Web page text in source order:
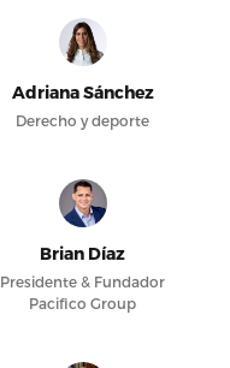
Adriana Sánchez
Derecho y deporte
Brian Díaz
Presidente & Fundador
Pacifico Group